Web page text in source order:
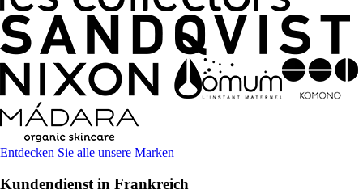
Entdecken Sie alle unsere Marken
Kundendienst in Frankreich